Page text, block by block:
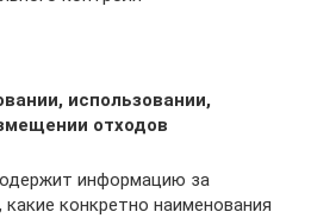
использовании,
отходов
информацию за
конкретно наименования